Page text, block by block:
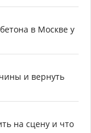
в Москве у
и вернуть
на сцену и что